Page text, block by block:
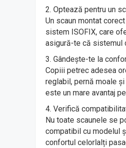
Optează pentru un
Un scaun montat
sistem ISOFIX, care
asigură-te că sistemul
Gândește-te la
Copiii petrec adesea
reglabil, pernă moale
este un mare avantaj
Verifică
Nu toate scaunele se
compatibil cu modelul
confortul celorlalți